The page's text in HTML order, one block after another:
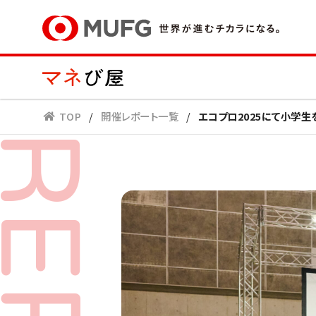
TOP / 開催レポート一覧 / エコプロ2025にて小学生